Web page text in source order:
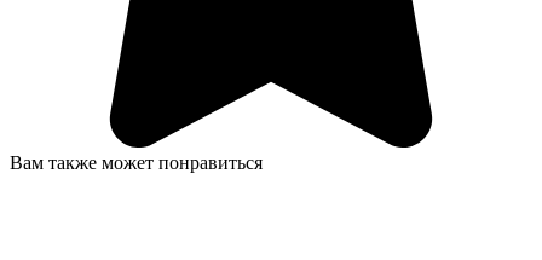
Вам также может понравиться